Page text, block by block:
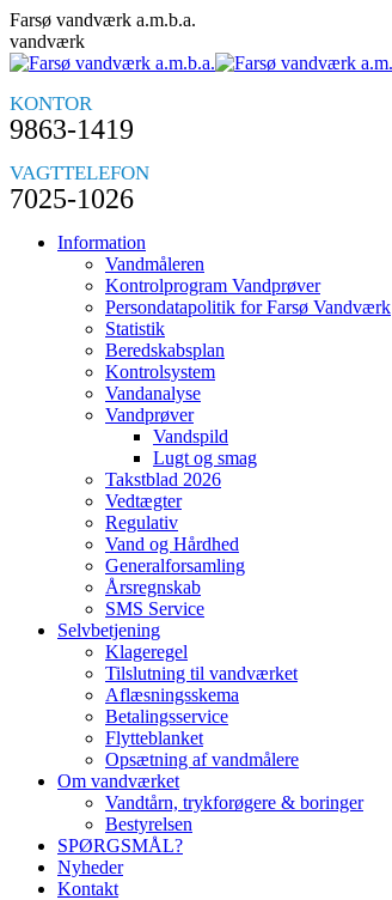
Skip
to
content
Farsø vandværk a.m.b.a.
vandværk
KONTOR
9863-1419
VAGTTELEFON
7025-1026
Information
Vandmåleren
Kontrolprogram Vandprøver
Persondatapolitik for Farsø Vandværk
Statistik
Beredskabsplan
Kontrolsystem
Vandanalyse
Vandprøver
Vandspild
Lugt og smag
Takstblad 2026
Vedtægter
Regulativ
Vand og Hårdhed
Generalforsamling
Årsregnskab
SMS Service
Selvbetjening
Klageregel
Tilslutning til vandværket
Aflæsningsskema
Betalingsservice
Flytteblanket
Opsætning af vandmålere
Om vandværket
Vandtårn, trykforøgere & boringer
Bestyrelsen
SPØRGSMÅL?
Nyheder
Kontakt